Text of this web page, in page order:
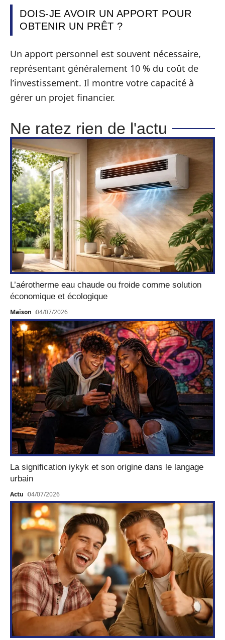
DOIS-JE AVOIR UN APPORT POUR
OBTENIR UN PRÊT ?
Un apport personnel est souvent nécessaire,
représentant généralement 10 % du coût de
l’investissement. Il montre votre capacité à
gérer un projet financier.
Ne ratez rien de l'actu
L’aérotherme eau chaude ou froide comme solution
économique et écologique
Maison 04/07/2026
La signification iykyk et son origine dans le langage
urbain
Actu 04/07/2026